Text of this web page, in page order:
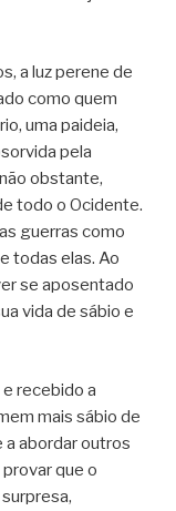
a luz perene de
como quem
uma paideia,
pela
obstante,
todo o Ocidente.
guerras como
todas elas. Ao
se aposentado
vida de sábio e
recebido a
mais sábio de
abordar outros
que o